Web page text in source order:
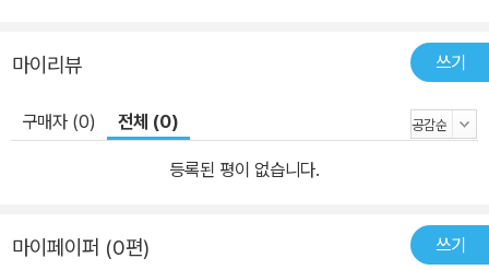
마이리뷰 쓰기
구매자 (0) 전체 (0)
등록된 평이 없습니다.
마이페이퍼 (0편) 쓰기